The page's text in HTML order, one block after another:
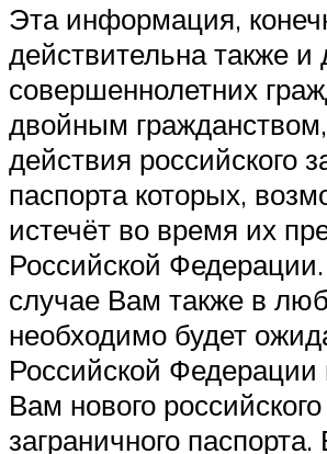
Эта информация,
действительна также и
совершеннолетних
двойным
действия российского
паспорта которых,
истечёт во время их
Российской
случае Вам также в
необходимо будет
Российской
Вам нового российского
заграничного